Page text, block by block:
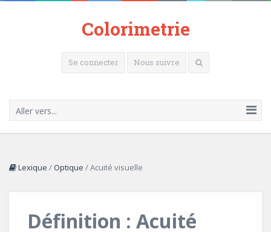
Colorimetrie
Se connecter Nous suivre
Aller vers...
Lexique / Optique /Acuité visuelle
Définition : Acuité